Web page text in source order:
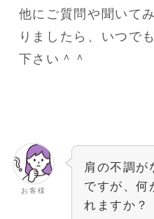
他にご質問や聞いて
りましたら、いつで
下さい＾＾
お客様
肩の不調が
ですが、何
れますか？